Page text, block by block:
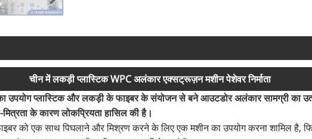
चीन में लकड़ी प्लास्टिक WPC अलंकार एक्सट्रूज़न मशीन पेशेवर निर्माता
प्लास्टिक और लकड़ी के फाइबर के संयोजन से बने आउटडोर अलंकार सामग्री का
के कारण लोकप्रियता हासिल की है।
को एक साथ पिघलाने और मिश्रण करने के लिए एक मशीन का उपयोग करना शामिल